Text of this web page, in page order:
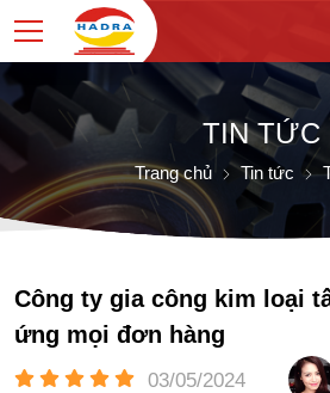
TIN TỨC
Trang chủ Tin tức
Công ty gia công kim loại
ứng mọi đơn hàng
03/05/2024